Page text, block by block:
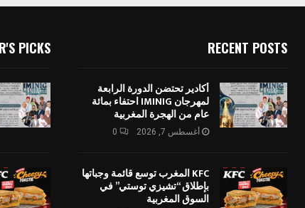
RECENT POSTS
أكادير تحتضن الدورة الرابعة
لمهرجان IMINIG احتفاء بمائة
عام من الهجرة المغربية
أغسطس 7, 2026 0
KFC المغرب توسع قائمة وجباتها
بإطلاق “تشيزي توستي” في
السوق المغربية
PICKS